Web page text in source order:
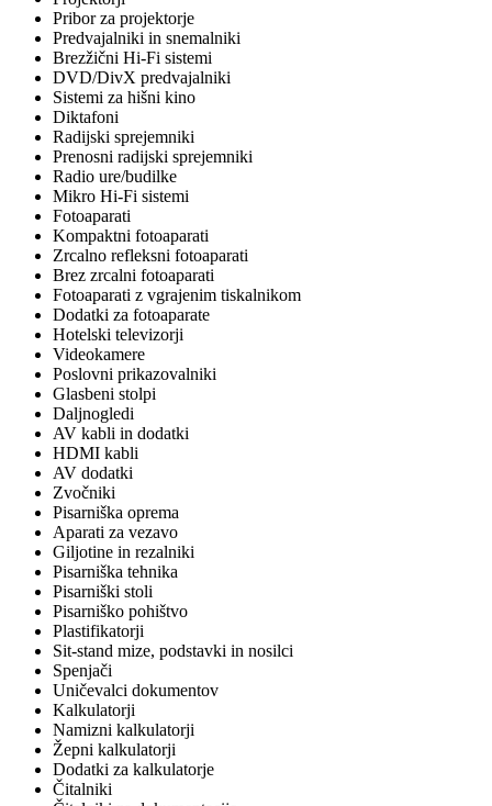
Pribor za projektorje
Predvajalniki in snemalniki
Brezžični Hi-Fi sistemi
DVD/DivX predvajalniki
Sistemi za hišni kino
Diktafoni
Radijski sprejemniki
Prenosni radijski sprejemniki
Radio ure/budilke
Mikro Hi-Fi sistemi
Fotoaparati
Kompaktni fotoaparati
Zrcalno refleksni fotoaparati
Brez zrcalni fotoaparati
Fotoaparati z vgrajenim tiskalnikom
Dodatki za fotoaparate
Hotelski televizorji
Videokamere
Poslovni prikazovalniki
Glasbeni stolpi
Daljnogledi
AV kabli in dodatki
HDMI kabli
AV dodatki
Zvočniki
Pisarniška oprema
Aparati za vezavo
Giljotine in rezalniki
Pisarniška tehnika
Pisarniški stoli
Pisarniško pohištvo
Plastifikatorji
Sit-stand mize, podstavki in nosilci
Spenjači
Uničevalci dokumentov
Kalkulatorji
Namizni kalkulatorji
Žepni kalkulatorji
Dodatki za kalkulatorje
Čitalniki